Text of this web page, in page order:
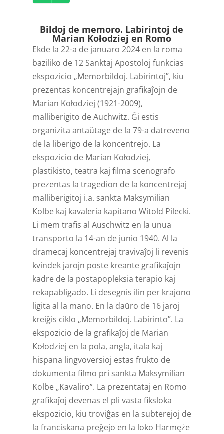
Player
Bildoj de memoro. Labirintoj de
Marian Kołodziej en Romo
Ekde la 22-a de januaro 2024 en la roma
baziliko de 12 Sanktaj Apostoloj funkcias
ekspozicio „Memorbildoj. Labirintoj”, kiu
prezentas koncentrejajn grafikaĵojn de
Marian Kołodziej (1921-2009),
malliberigito de Auchwitz. Ĝi estis
organizita antaŭtage de la 79-a datreveno
de la liberigo de la koncentrejo. La
ekspozicio de Marian Kołodziej,
plastikisto, teatra kaj filma scenografo
prezentas la tragedion de la koncentrejaj
malliberigitoj i.a. sankta Maksymilian
Kolbe kaj kavaleria kapitano Witold Pilecki.
Li mem trafis al Auschwitz en la unua
transporto la 14-an de junio 1940. Al la
dramecaj koncentrejaj travivaĵoj li revenis
kvindek jarojn poste kreante grafikaĵojn
kadre de la postapopleksia terapio kaj
rekapabligado. Li desegnis ilin per krajono
ligita al la mano. En la daŭro de 16 jaroj
kreiĝis ciklo „Memorbildoj. Labirinto”. La
ekspozicio de la grafikaĵoj de Marian
Kołodziej en la pola, angla, itala kaj
hispana lingvoversioj estas frukto de
dokumenta filmo pri sankta Maksymilian
Kolbe „Kavaliro”. La prezentataj en Romo
grafikaĵoj devenas el pli vasta fiksloka
ekspozicio, kiu troviĝas en la subterejoj de
la franciskana preĝejo en la loko Harmęże